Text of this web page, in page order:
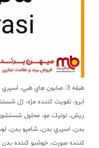
طبقه 3: صابون هاي طبي،
ابرو، تقويت كننده مژه، ژل
ريش، تونيك مو، محلول شستشوي
بدن، اسپري بدن، شامپو بدن،
كننده صورت، خوشبو كننده بدن